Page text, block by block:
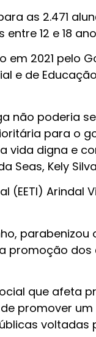
as 2.471
12 e 18
2021 pelo
e de
não poderia
para o
vida digna e
Seas, Kely
(EETI) Arindal
parabenizou
promoção dos
que afeta
promover
voltadas